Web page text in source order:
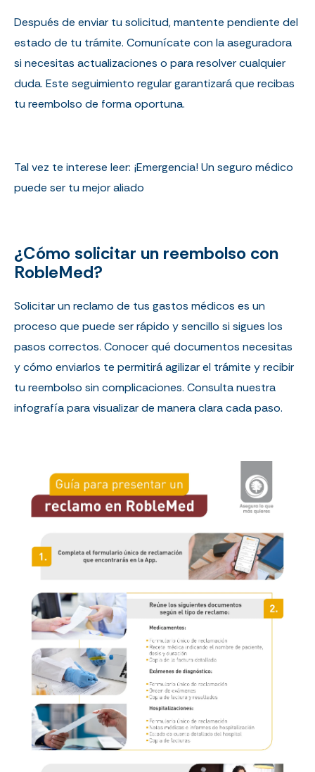
Después de enviar tu solicitud, mantente pendiente del
estado de tu trámite. Comunícate con la aseguradora
si necesitas actualizaciones o para resolver cualquier
duda. Este seguimiento regular garantizará que recibas
tu reembolso de forma oportuna.
Tal vez te interese leer: ¡Emergencia! Un seguro médico
puede ser tu mejor aliado
¿Cómo solicitar un reembolso con
RobleMed?
Solicitar un reclamo de tus gastos médicos es un
proceso que puede ser rápido y sencillo si sigues los
pasos correctos. Conocer qué documentos necesitas
y cómo enviarlos te permitirá agilizar el trámite y recibir
tu reembolso sin complicaciones. Consulta nuestra
infografía para visualizar de manera clara cada paso.